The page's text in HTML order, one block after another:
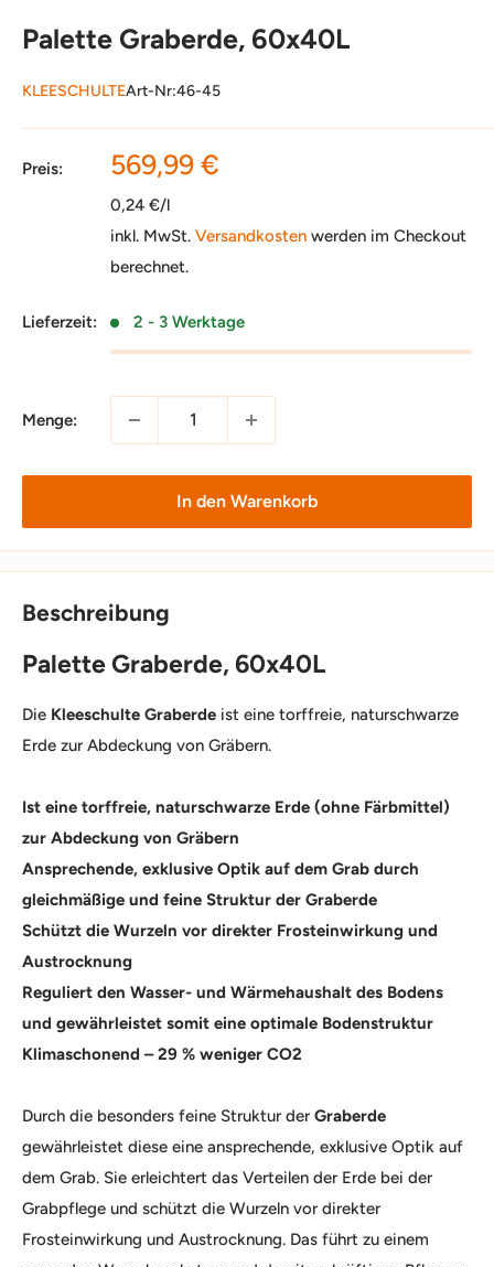
Palette Graberde, 60x40L
KLEESCHULTEArt-Nr:46-45
Preis: Sonderpreis
569,99 €
0,24 €/l
inkl. MwSt. Versandkosten werden im Checkout
berechnet.
Lieferzeit: 2 - 3 Werktage
Menge:
In den Warenkorb
Beschreibung
Palette Graberde, 60x40L
Die Kleeschulte Graberde ist eine torffreie, naturschwarze
Erde zur Abdeckung von Gräbern.
Ist eine torffreie, naturschwarze Erde (ohne Färbmittel)
zur Abdeckung von Gräbern
Ansprechende, exklusive Optik auf dem Grab durch
gleichmäßige und feine Struktur der Graberde
Schützt die Wurzeln vor direkter Frosteinwirkung und
Austrocknung
Reguliert den Wasser- und Wärmehaushalt des Bodens
und gewährleistet somit eine optimale Bodenstruktur
Klimaschonend – 29 % weniger CO2
Durch die besonders feine Struktur der Graberde
gewährleistet diese eine ansprechende, exklusive Optik auf
dem Grab. Sie erleichtert das Verteilen der Erde bei der
Grabpflege und schützt die Wurzeln vor direkter
Frosteinwirkung und Austrocknung. Das führt zu einem